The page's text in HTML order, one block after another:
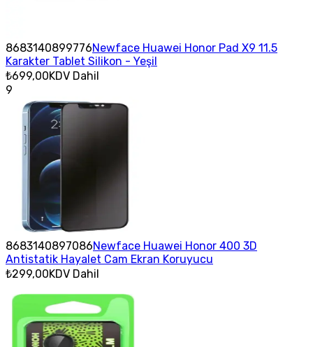
8683140899776Newface Huawei Honor Pad X9 11.5
Karakter Tablet Silikon - Yeşil
₺699,00KDV Dahil
9
8683140897086Newface Huawei Honor 400 3D
Antistatik Hayalet Cam Ekran Koruyucu
₺299,00KDV Dahil